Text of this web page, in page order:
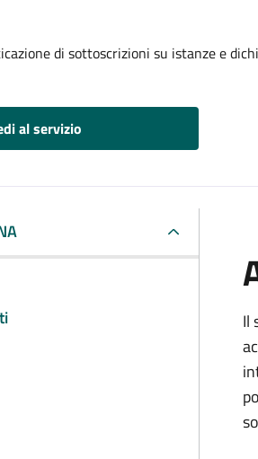
di sottoscrizioni su istanze e
al servizio
Il